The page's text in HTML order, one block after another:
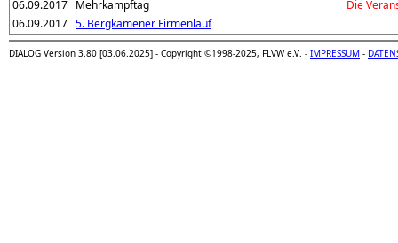
06.09.2017 Mehrkampftag
Die
06.09.2017 5. Bergkamener Firmenlauf
DIALOG Version 3.80 [03.06.2025] - Copyright ©1998-2025, FLVW e.V. - IMPRESSUM -